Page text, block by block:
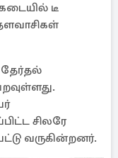
டீ
சிலரே
வருகின்றனர்.